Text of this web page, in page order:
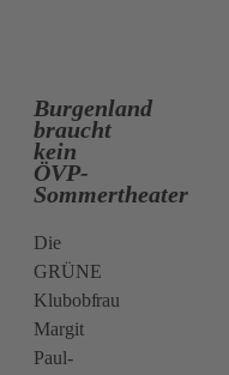
Burgenland
braucht
kein
ÖVP-
Sommertheater
Die
GRÜNE
Klubobfrau
Margit
Paul-